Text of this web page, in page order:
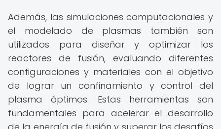
Además, las simulaciones computacionales y
el modelado de plasmas también son
utilizados para diseñar y optimizar los
reactores de fusión, evaluando diferentes
configuraciones y materiales con el objetivo
de lograr un confinamiento y control del
plasma óptimos. Estas herramientas son
fundamentales para acelerar el desarrollo